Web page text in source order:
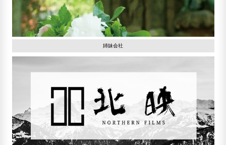
姉妹会社